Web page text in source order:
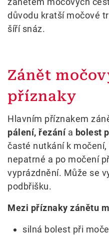
důvodu kratší močové
šíří snáz.
Zánět
příznaky
Hlavním příznakem
pálení, řezání a bolest
časté nutkání k
nepatrné a po močení
vyprázdnění. Může se
podbřišku.
Mezi příznaky zánětu
silná bolest při